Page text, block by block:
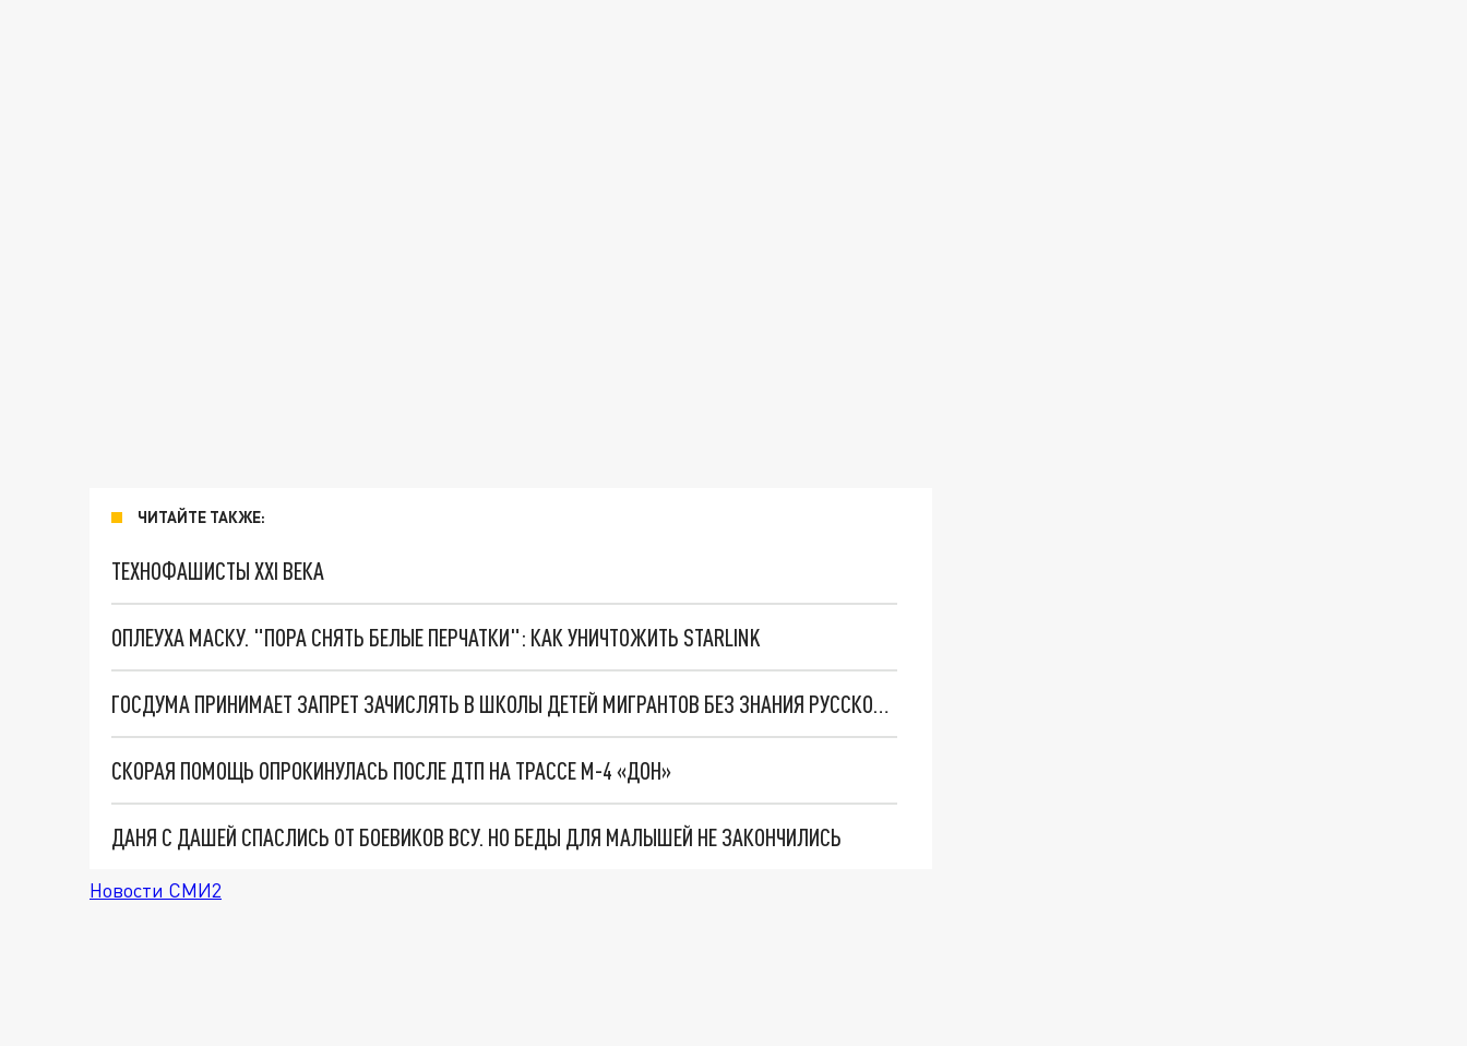
ЧИТАЙТЕ ТАКЖЕ:
ТЕХНОФАШИСТЫ XXI ВЕКА
ОПЛЕУХА МАСКУ. "ПОРА СНЯТЬ БЕЛЫЕ ПЕРЧАТКИ": КАК УНИЧТОЖИТЬ STARLINK
ГОСДУМА ПРИНИМАЕТ ЗАПРЕТ ЗАЧИСЛЯТЬ В ШКОЛЫ ДЕТЕЙ МИГРАНТОВ БЕЗ ЗНАНИЯ РУССКОГО ЯЗЫКА
СКОРАЯ ПОМОЩЬ ОПРОКИНУЛАСЬ ПОСЛЕ ДТП НА ТРАССЕ М-4 «ДОН»
ДАНЯ С ДАШЕЙ СПАСЛИСЬ ОТ БОЕВИКОВ ВСУ. НО БЕДЫ ДЛЯ МАЛЫШЕЙ НЕ ЗАКОНЧИЛИСЬ
Новости СМИ2